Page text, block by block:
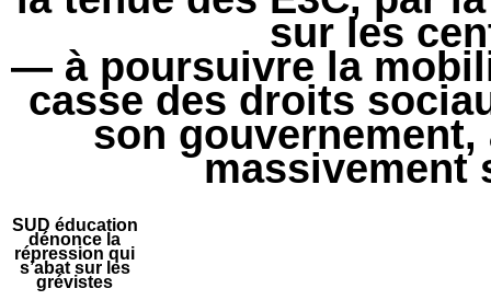
sur les
— à poursuivre la
casse des droits
son gouvernement,
massivement
SUD éducation
dénonce la
répression qui
s’abat sur les
grévistes